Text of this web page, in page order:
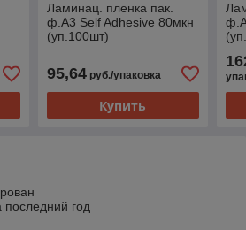
Ламинац. пленка пак.
ф.А3 Self Adhesive 80мкн
(уп.100шт)
95,64руб./упаковка
Купить
последний год